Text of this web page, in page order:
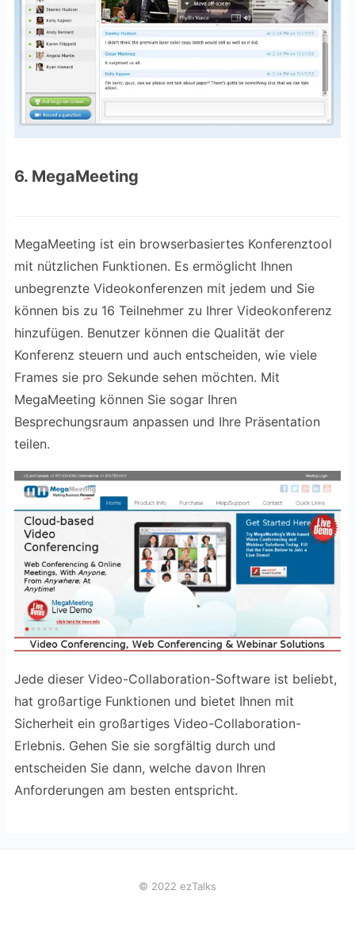
6. MegaMeeting
MegaMeeting ist ein browserbasiertes Konferenztool
mit nützlichen Funktionen. Es ermöglicht Ihnen
unbegrenzte Videokonferenzen mit jedem und Sie
können bis zu 16 Teilnehmer zu Ihrer Videokonferenz
hinzufügen. Benutzer können die Qualität der
Konferenz steuern und auch entscheiden, wie viele
Frames sie pro Sekunde sehen möchten. Mit
MegaMeeting können Sie sogar Ihren
Besprechungsraum anpassen und Ihre Präsentation
teilen.
Jede dieser Video-Collaboration-Software ist beliebt,
hat großartige Funktionen und bietet Ihnen mit
Sicherheit ein großartiges Video-Collaboration-
Erlebnis. Gehen Sie sie sorgfältig durch und
entscheiden Sie dann, welche davon Ihren
Anforderungen am besten entspricht.
© 2022 ezTalks